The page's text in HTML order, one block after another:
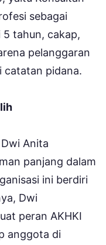
sebagai
5 tahun, cakap,
pelanggaran
catatan pidana.
Anita
panjang dalam
ini berdiri
Dwi
peran AKHKI
anggota di